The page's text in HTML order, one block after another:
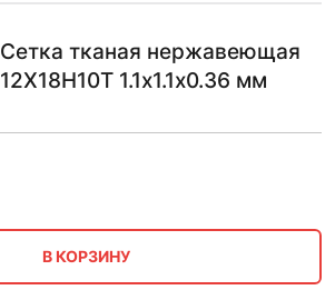
Сетка тканая нержавеющая
12Х18Н10Т 1.1х1.1х0.36 мм
В КОРЗИНУ